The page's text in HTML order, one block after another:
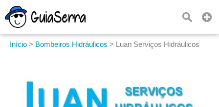
Início > Bombeiros Hidráulicos > Luan Serviços Hidráulicos